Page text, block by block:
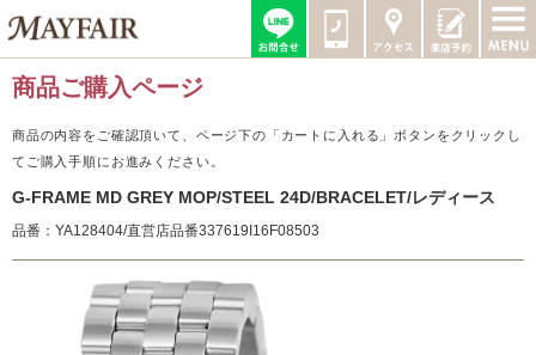
商品ご購入ページ
商品の内容をご確認頂いて、ページ下の「カートに入れる」ボタンをクリックし
てご購入手順にお進みください。
G-FRAME MD GREY MOP/STEEL 24D/BRACELET/レディース
品番：YA128404/直営店品番337619I16F08503